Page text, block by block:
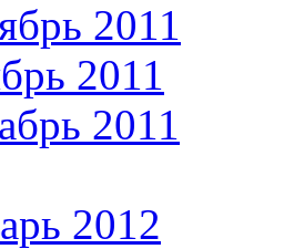
2011
2011
2011
2012